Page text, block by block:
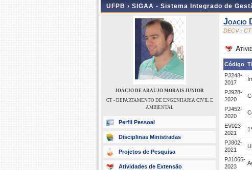
UFPB › SIGAA - Sistema Integrado de
JOACIO DE ARAUJO MORAIS JUNIOR
CT - DEPARTAMENTO DE ENGENHARIA CIVIL E
AMBIENTAL
Perfil Pessoal
Disciplinas Ministradas
Projetos de Pesquisa
Atividades de Extensão
Joacio
DECV -
Código
PJ248-
2017
PJ928-
2020
PJ452-
2020
EV023-
2021
PJ802-
2021
PJ1065-
2023